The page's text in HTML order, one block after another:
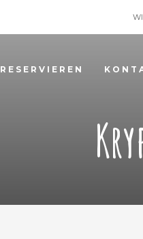
RESERVIEREN